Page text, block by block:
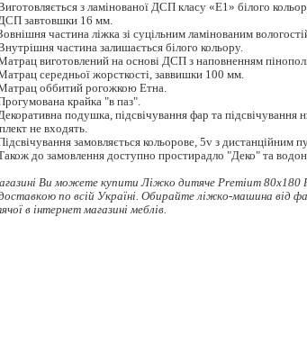
з ламінованої ДСП класу «Е1» білого
завтовшки 16 мм.
частина ліжка зі суцільним ламінованим
частина залишається білого кольору.
виготовлений на основі ДСП з наповненням
середньої жорсткості, заввишки 100 мм.
оббитий рогожкою Етна.
крайка "в паз".
подушка, підсвічування фар та підсвічування
не входять.
замовляється кольорове, 5v з дистанційним
до замовлення доступно простирадло "Деко" та
Ви можете купити Ліжко дитяче Premium 80x180
по всій Україні. Обирайтеліжко-машинавід
в інтернет магазині меблів.